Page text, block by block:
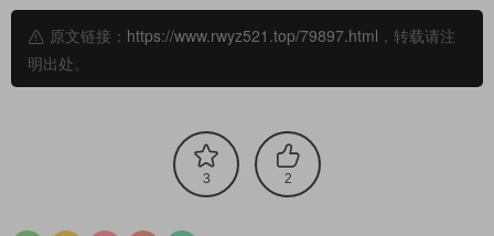
原文链接： https://www.rwyz521.top/79897.html ，转载请注
明出处。
3 2